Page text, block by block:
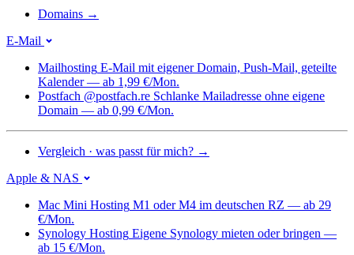
Domains →
E-Mail
Mailhosting E-Mail mit eigener Domain, Push-Mail, geteilte
Kalender — ab 1,99 €/Mon.
Postfach @postfach.re Schlanke Mailadresse ohne eigene
Domain — ab 0,99 €/Mon.
Vergleich · was passt für mich? →
Apple & NAS
Mac Mini Hosting M1 oder M4 im deutschen RZ — ab 29
€/Mon.
Synology Hosting Eigene Synology mieten oder bringen —
ab 15 €/Mon.